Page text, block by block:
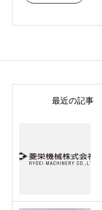
最近の記事